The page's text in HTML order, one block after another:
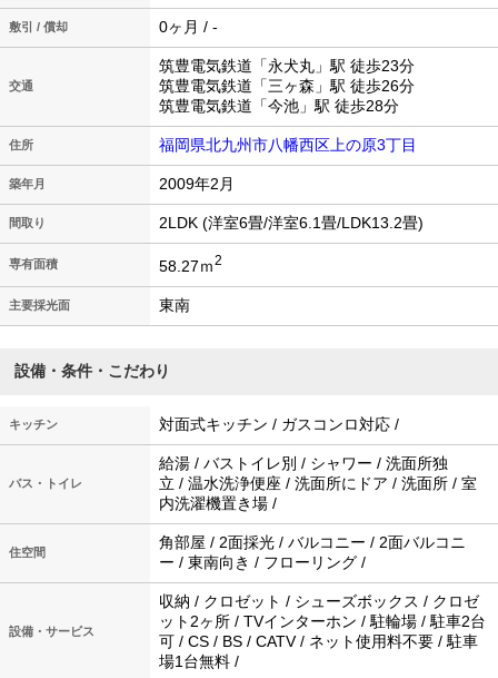
敷引 / 償却 0ヶ月 / -
交通
筑豊電気鉄道「永犬丸」駅 徒歩23分
筑豊電気鉄道「三ヶ森」駅 徒歩26分
筑豊電気鉄道「今池」駅 徒歩28分
住所 福岡県北九州市八幡西区上の原3丁目
築年月 2009年2月
間取り 2LDK (洋室6畳/洋室6.1畳/LDK13.2畳)
専有面積 58.27ｍ2
主要採光面 東南
設備・条件・こだわり
キッチン 対面式キッチン / ガスコンロ対応 /
バス・トイレ
給湯 / バストイレ別 / シャワー / 洗面所独
立 / 温水洗浄便座 / 洗面所にドア / 洗面所 / 室
内洗濯機置き場 /
住空間
角部屋 / 2面採光 / バルコニー / 2面バルコニ
ー / 東南向き / フローリング /
設備・サービス
収納 / クロゼット / シューズボックス / クロゼ
ット2ヶ所 / TVインターホン / 駐輪場 / 駐車2台
可 / CS / BS / CATV / ネット使用料不要 / 駐車
場1台無料 /